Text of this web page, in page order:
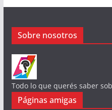
Sobre nosotros
Todo lo que querés saber
Páginas amigas